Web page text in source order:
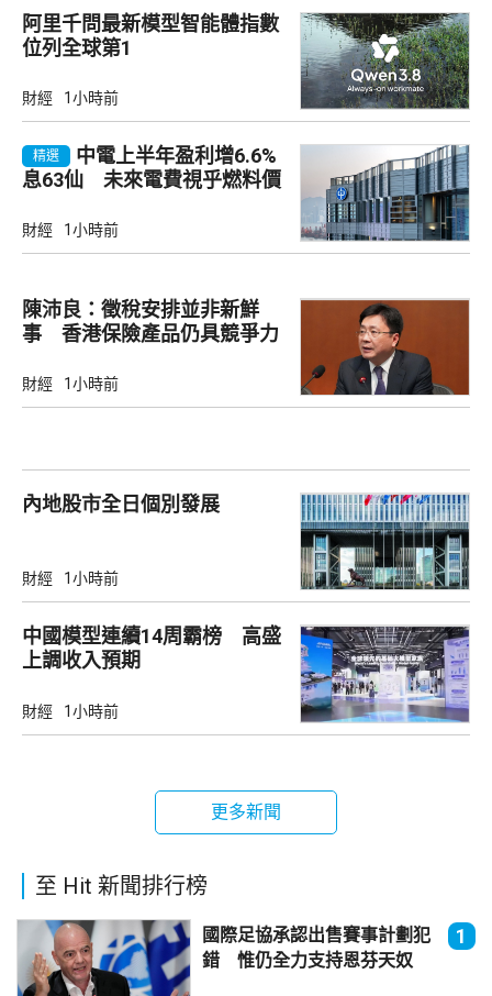
阿里千問最新模型智能體指數
位列全球第1
財經 1小時前
精選
中電上半年盈利增6.6%
息63仙 未來電費視乎燃料價
財經 1小時前
陳沛良：徵稅安排並非新鮮
事 香港保險產品仍具競爭力
財經 1小時前
內地股市全日個別發展
財經 1小時前
中國模型連續14周霸榜 高盛
上調收入預期
財經 1小時前
更多新聞
至 Hit 新聞排行榜
國際足協承認出售賽事計劃犯
錯 惟仍全力支持恩芬天奴
1